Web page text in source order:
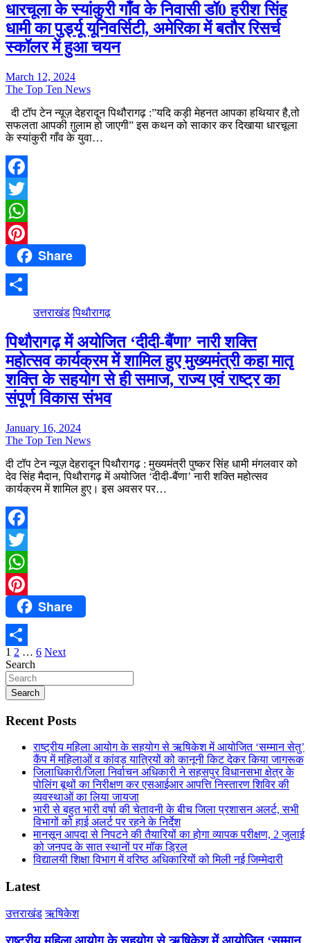
धारचूला के स्यांकुरी गाँव के निवासी डॉ0 हरीश सिंह
धामी का पुर्ड्यू यूनिवर्सिटी, अमेरिका में बतौर रिसर्च
स्कॉलर में हुआ चयन
March 12, 2024
The Top Ten News
दी टॉप टेन न्यूज़ देहरादून पिथौरागढ़ :”यदि कड़ी मेहनत आपका हथियार है,तो
सफलता आपकी ग़ुलाम हो जाएगी” इस कथन को साकार कर दिखाया धारचूला
के स्यांकुरी गाँव के युवा…
Facebook
Twitter
WhatsApp
PinterestShare
उत्तराखंड पिथौरागढ़
पिथौरागढ़ में अयोजित ‘दीदी-बैंणा’ नारी शक्ति
महोत्सव कार्यक्रम में शामिल हुए मुख्यमंत्री कहा मातृ
शक्ति के सहयोग से ही समाज, राज्य एवं राष्ट्र का
संपूर्ण विकास संभव
January 16, 2024
The Top Ten News
दी टॉप टेन न्यूज़ देहरादून पिथौरागढ़ : मुख्यमंत्री पुष्कर सिंह धामी मंगलवार को
देव सिंह मैदान, पिथौरागढ़ में अयोजित ‘दीदी-बैंणा’ नारी शक्ति महोत्सव
कार्यक्रम में शामिल हुए। इस अवसर पर…
Facebook
Twitter
WhatsApp
PinterestShare
Share
Posts
pagination
1 2 … 6 Next
Search
Search
Recent Posts
राष्ट्रीय महिला आयोग के सहयोग से ऋषिकेश में आयोजित ‘सम्मान सेतु’
कैंप में महिलाओं व कांवड़ यात्रियों को कानूनी किट देकर किया जागरूक
जिलाधिकारी/जिला निर्वाचन अधिकारी ने सहसपुर विधानसभा क्षेत्र के
पोलिंग बूथों का निरीक्षण कर एसआईआर आपत्ति निस्तारण शिविर की
व्यवस्थाओं का लिया जायजा
भारी से बहुत भारी वर्षा की चेतावनी के बीच जिला प्रशासन अलर्ट, सभी
विभागों को हाई अलर्ट पर रहने के निर्देश
मानसून आपदा से निपटने की तैयारियों का होगा व्यापक परीक्षण, 2 जुलाई
को जनपद के सात स्थानों पर मॉक ड्रिल
विद्यालयी शिक्षा विभाग में वरिष्ठ अधिकारियों को मिली नई जिम्मेदारी
Latest
उत्तराखंड ऋषिकेश